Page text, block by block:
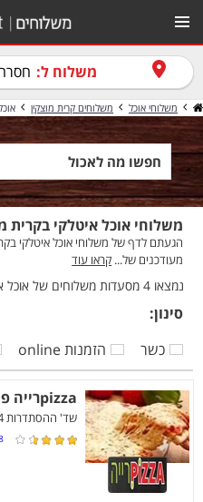
משלוח ל:
משלוחי אוכל משלוחים קרית מוצקין
משלוחי אוכל איטלקי בקרית
הגעתם לדף של משלוחי אוכל איטלקי
מעודכנים של... קראו עוד
נמצאו 4 מסעדות משלוחים של אוכל איטלקי בקרית מוצקין
סינון:
כשר
הזמנות online
pizzaרייה פיצרייה
שד' ההסתדרות 84, חיפה